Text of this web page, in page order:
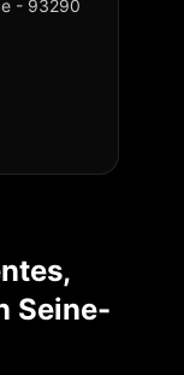
- 93290
Seine-